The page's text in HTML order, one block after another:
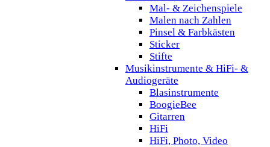
Mal- & Zeichenspiele
Malen nach Zahlen
Pinsel & Farbkästen
Sticker
Stifte
Musikinstrumente & HiFi- &
Audiogeräte
Blasinstrumente
BoogieBee
Gitarren
HiFi
HiFi, Photo, Video